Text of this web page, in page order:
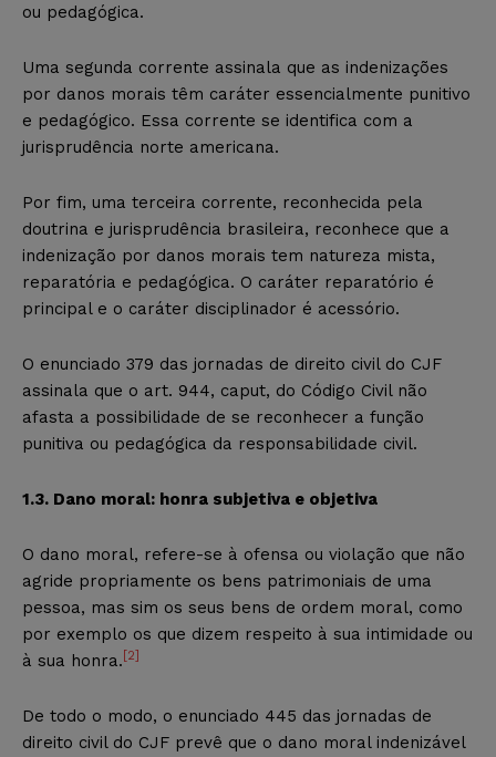
ou pedagógica.
Uma segunda corrente assinala que as indenizações
por danos morais têm caráter essencialmente punitivo
e pedagógico. Essa corrente se identifica com a
jurisprudência norte americana.
Por fim, uma terceira corrente, reconhecida pela
doutrina e jurisprudência brasileira, reconhece que a
indenização por danos morais tem natureza mista,
reparatória e pedagógica. O caráter reparatório é
principal e o caráter disciplinador é acessório.
O enunciado 379 das jornadas de direito civil do CJF
assinala que o art. 944, caput, do Código Civil não
afasta a possibilidade de se reconhecer a função
punitiva ou pedagógica da responsabilidade civil.
1.3. Dano moral: honra subjetiva e objetiva
O dano moral, refere-se à ofensa ou violação que não
agride propriamente os bens patrimoniais de uma
pessoa, mas sim os seus bens de ordem moral, como
por exemplo os que dizem respeito à sua intimidade ou
à sua honra. [2]
De todo o modo, o enunciado 445 das jornadas de
direito civil do CJF prevê que o dano moral indenizável